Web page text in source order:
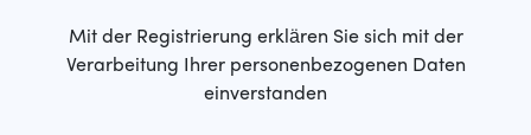
Mit der Registrierung erklären Sie sich mit der
Verarbeitung Ihrer personenbezogenen Daten
einverstanden